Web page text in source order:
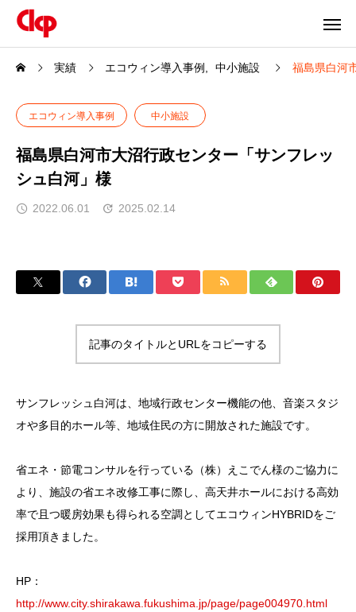
実績 エコウィン導入事例 中小施設 福島県白河
エコウィン導入事例 中小施設
福島県白河市大沼行政センター「サンフレッ
シュ白河」様
2022.06.01 2025.02.14
記事のタイトルとURLをコピーする
サンフレッシュ白河は、地域行政センター機能の他、音楽スタジ
オや多目的ホール等、地域住民の方に開放された施設です。
省エネ・節電コンサルを行っている（株）えこでん様のご協力に
より、施設の省エネ改修工事に際し、高天井ホールにおける高効
率で且つ暖房効果も得られる空調としてエコウィンHYBRIDをご
採用頂きました。
HP：
http://www.city.shirakawa.fukushima.jp/page/page004970.html